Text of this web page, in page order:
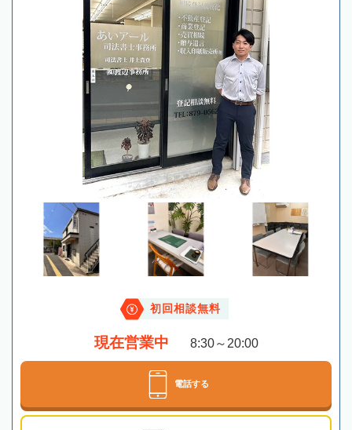
初回相談無料
現在営業中 8:30～20:00
電話する